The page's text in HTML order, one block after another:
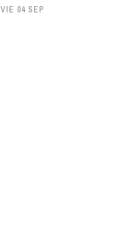
VIE 04 SEP